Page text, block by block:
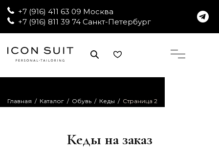
+7 (916) 411 63 09 Москва
+7 (916) 811 39 74 Санкт-Петербург
Главная / Каталог / Обувь / Кеды / Страница 2
Кеды на заказ